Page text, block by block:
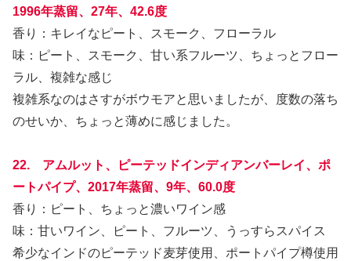
1996年蒸留、27年、42.6度
香り：キレイなピート、スモーク、フローラル
味：ピート、スモーク、甘い系フルーツ、ちょっとフロー
ラル、複雑な感じ
複雑系なのはさすがボウモアと思いましたが、度数の落ち
のせいか、ちょっと薄めに感じました。
22. アムルット、ピーテッドインディアンバーレイ、ポ
ートパイプ、2017年蒸留、9年、60.0度
香り：ピート、ちょっと濃いワイン感
味：甘いワイン、ピート、フルーツ、うっすらスパイス
希少なインドのピーテッド麦芽使用、ポートパイプ樽使用